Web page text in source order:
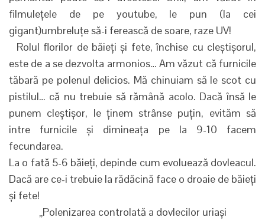
filmulețele de pe youtube, le pun (la cei
gigant)umbreluțe să-i ferească de soare, raze UV!
Rolul florilor de băieți și fete, închise cu cleștișorul,
este de a se dezvolta armonios… Am văzut că furnicile
tăbară pe polenul delicios. Mă chinuiam să le scot cu
pistilul… că nu trebuie să rămână acolo. Dacă însă le
punem cleștișor, le ținem strânse puțin, evităm să
intre furnicile și dimineața pe la 9-10 facem
fecundarea.
La o fată 5-6 băieți, depinde cum evoluează dovleacul.
Dacă are ce-i trebuie la rădăcină face o droaie de băieți
și fete!
„Polenizarea controlată a dovlecilor uriași